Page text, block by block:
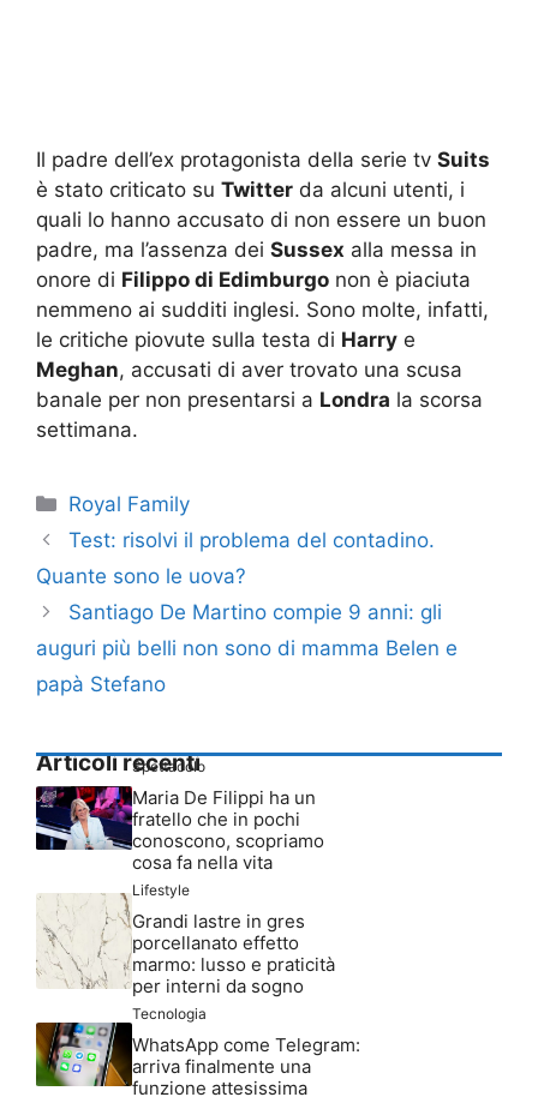
Il padre dell’ex protagonista della serie tv Suits
è stato criticato su Twitter da alcuni utenti, i
quali lo hanno accusato di non essere un buon
padre, ma l’assenza dei Sussex alla messa in
onore di Filippo di Edimburgo non è piaciuta
nemmeno ai sudditi inglesi. Sono molte, infatti,
le critiche piovute sulla testa di Harry e
Meghan, accusati di aver trovato una scusa
banale per non presentarsi a Londra la scorsa
settimana.
Categorie
Royal Family
Test: risolvi il problema del contadino.
Quante sono le uova?
Santiago De Martino compie 9 anni: gli
auguri più belli non sono di mamma Belen e
papà Stefano
Articoli recenti
Spettacolo
Maria De Filippi ha un
fratello che in pochi
conoscono, scopriamo
cosa fa nella vita
Lifestyle
Grandi lastre in gres
porcellanato effetto
marmo: lusso e praticità
per interni da sogno
Tecnologia
WhatsApp come Telegram:
arriva finalmente una
funzione attesissima